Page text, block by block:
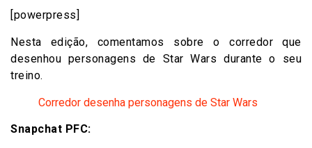
[powerpress]
Nesta edição, comentamos sobre o corredor que
desenhou personagens de Star Wars durante o seu
treino.
Corredor desenha personagens de Star Wars
Snapchat PFC: